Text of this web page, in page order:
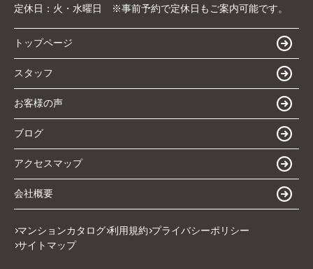
定休日： 火・水曜日 ※事前予約で定休日もご案内可能です。
トップページ
スタッフ
お客様の声
ブログ
アクセスマップ
会社概要
マンションカタログ 利用規約 プライバシーポリシー
サイトマップ